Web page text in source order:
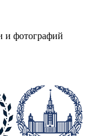
и фотографий